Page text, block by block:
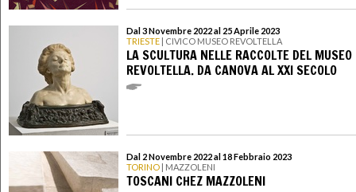
Dal 3 Novembre 2022 al 25 Aprile 2023
TRIESTE | CIVICO MUSEO REVOLTELLA
LA SCULTURA NELLE RACCOLTE DEL MUSEO
REVOLTELLA. DA CANOVA AL XXI SECOLO
Dal 2 Novembre 2022 al 18 Febbraio 2023
TORINO | MAZZOLENI
TOSCANI CHEZ MAZZOLENI